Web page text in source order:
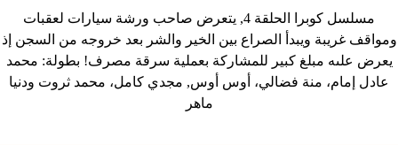
مسلسل كوبرا الحلقة 4, يتعرض صاحب ورشة سيارات لعقبات
ومواقف غريبة ويبدأ الصراع بين الخير والشر بعد خروجه من السجن إذ
يعرض علىه مبلغ كبير للمشاركة بعملية سرقة مصرف! بطولة: محمد
عادل إمام، منة فضالي، أوس أوس, مجدي كامل، محمد ثروت ودنيا
ماهر